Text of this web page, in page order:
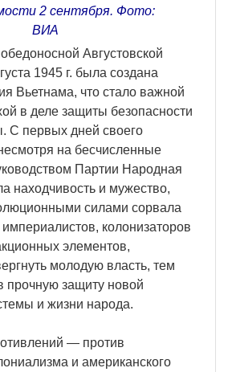
2 сентября. Фото:
ВИА
Августовской
1945 г. была создана
Вьетнама, что стало важной
в деле защиты безопасности
С первых дней своего
на бесчисленные
Партии Народная
находчивость и мужество,
силами сорвала
колонизаторов
элементов,
молодую власть, тем
прочную защиту новой
и жизни народа.
— против
и американского